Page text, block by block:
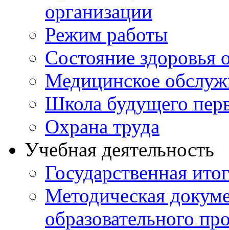
организации
Режим работы
Состояние
Медицинское
Школа будущего
Охрана труда
Учебная деятельность
Государственная
Методическая
образовательного